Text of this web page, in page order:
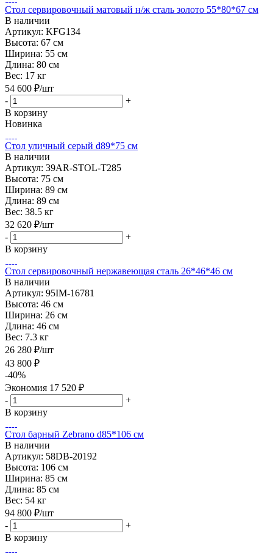
Стол сервировочный матовый н/ж сталь золото 55*80*67 см
В наличии
Артикул: KFG134
Высота: 67 см
Ширина: 55 см
Длина: 80 см
Вес: 17 кг
54 600 ₽/шт
-
+
В корзину
Новинка
Стол уличный серый d89*75 см
В наличии
Артикул: 39AR-STOL-T285
Высота: 75 см
Ширина: 89 см
Длина: 89 см
Вес: 38.5 кг
32 620 ₽/шт
-
+
В корзину
Стол сервировочный нержавеющая сталь 26*46*46 см
В наличии
Артикул: 95IM-16781
Высота: 46 см
Ширина: 26 см
Длина: 46 см
Вес: 7.3 кг
26 280 ₽/шт
43 800 ₽
-40%
Экономия 17 520 ₽
-
+
В корзину
Стол барный Zebrano d85*106 см
В наличии
Артикул: 58DB-20192
Высота: 106 см
Ширина: 85 см
Длина: 85 см
Вес: 54 кг
94 800 ₽/шт
-
+
В корзину